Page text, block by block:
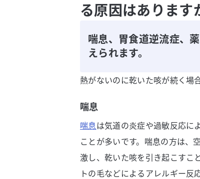
る原因はあります
喘息、胃食道逆流症、
えられます。
熱がないのに乾いた咳が続く場
喘息
喘息は気道の炎症や過敏反応に
ことが多いです。喘息の方は、
激し、乾いた咳を引き起こすこ
トの毛などによるアレルギー反